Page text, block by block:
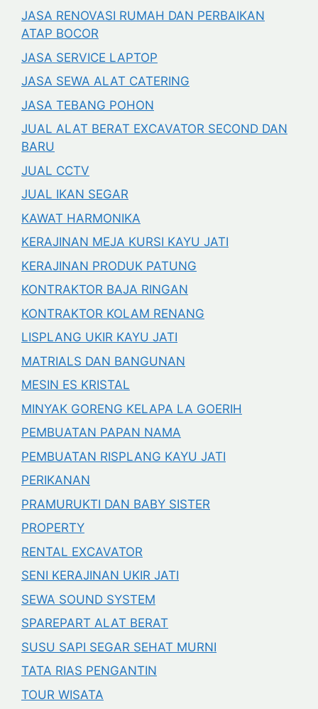
JASA RENOVASI RUMAH DAN PERBAIKAN
ATAP BOCOR
JASA SERVICE LAPTOP
JASA SEWA ALAT CATERING
JASA TEBANG POHON
JUAL ALAT BERAT EXCAVATOR SECOND DAN
BARU
JUAL CCTV
JUAL IKAN SEGAR
KAWAT HARMONIKA
KERAJINAN MEJA KURSI KAYU JATI
KERAJINAN PRODUK PATUNG
KONTRAKTOR BAJA RINGAN
KONTRAKTOR KOLAM RENANG
LISPLANG UKIR KAYU JATI
MATRIALS DAN BANGUNAN
MESIN ES KRISTAL
MINYAK GORENG KELAPA LA GOERIH
PEMBUATAN PAPAN NAMA
PEMBUATAN RISPLANG KAYU JATI
PERIKANAN
PRAMURUKTI DAN BABY SISTER
PROPERTY
RENTAL EXCAVATOR
SENI KERAJINAN UKIR JATI
SEWA SOUND SYSTEM
SPAREPART ALAT BERAT
SUSU SAPI SEGAR SEHAT MURNI
TATA RIAS PENGANTIN
TOUR WISATA